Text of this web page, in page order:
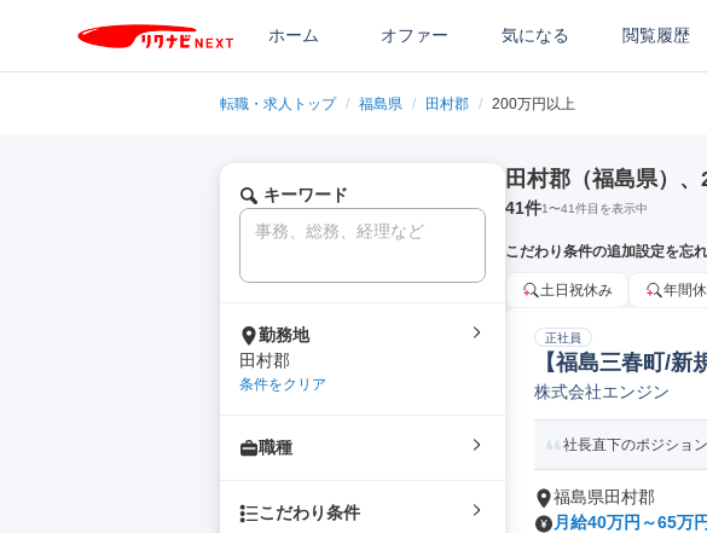
ホーム オファー 気になる 閲覧履歴
転職・求人トップ / 福島県 / 田村郡 / 200万円以上
キーワード
勤務地
田村郡
条件をクリア
職種
こだわり条件
田村郡（福島県）
41件1〜41件目を表示中
こだわり条件の追加設定を忘
土日祝休み 年間
正社員
【福島三春町/
企画/開発
株式会社エンジン
社長直下のポジショ
福島県田村郡
月給40万円～65万円